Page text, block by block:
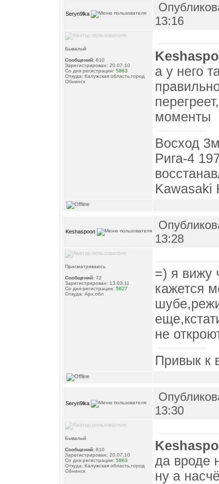
Seryn9lka
13:16
Бывалый
Сообщений: 610
Зарегистрирован: 20.07.10
Со дня регистрации: 5863
Откуда: Калужская область,город
Обнинск
а у него
моменты
Восход
Рига-4
Kawasaki
Keshaspoon
13:28
Присматриваюсь
Сообщений: 72
Зарегистрирован: 13.03.11
Со дня регистрации: 5627
Откуда: Арх.обл
=) я вижу
кажется
не
Привык к
Seryn9lka
13:30
Бывалый
Сообщений: 610
Зарегистрирован: 20.07.10
Со дня регистрации: 5863
Откуда: Калужская область,город
Обнинск
да вроде
ну а